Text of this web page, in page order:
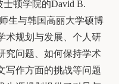
士顿学院的David B.
生与韩国高丽大学硕博
术规划与发展、个人研
究问题、如何保持学术
写作方面的挑战等问题